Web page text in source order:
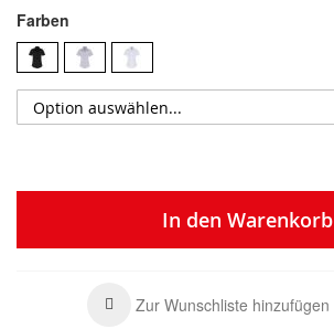
Farben
In den Warenkorb
Zur Wunschliste hinzufügen